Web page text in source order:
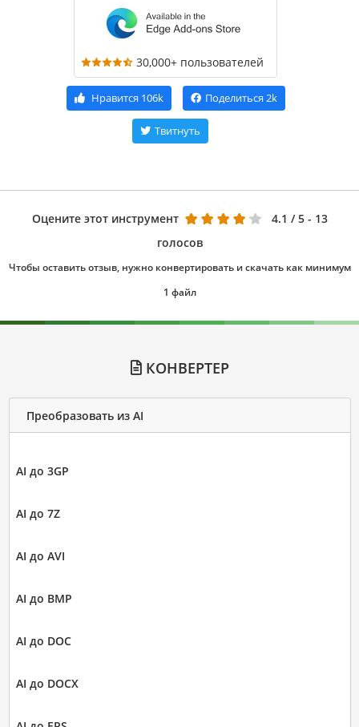
30,000+ пользователей
Нравится 106k Поделиться 2k
Твитнуть
Оцените этот инструмент 4.1 / 5 - 13
голосов
Чтобы оставить отзыв, нужно конвертировать и скачать как минимум
1 файл
КОНВЕРТЕР
Преобразовать из AI
AI до 3GP
AI до 7Z
AI до AVI
AI до BMP
AI до DOC
AI до DOCX